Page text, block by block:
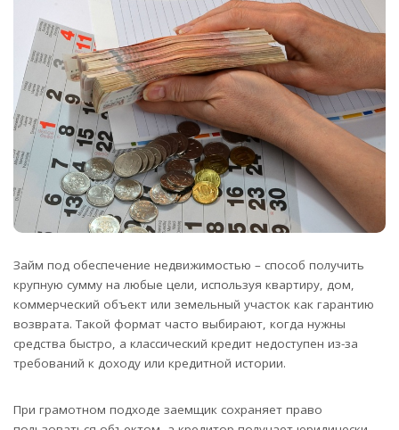
Займ под обеспечение недвижимостью – способ получить
крупную сумму на любые цели, используя квартиру, дом,
коммерческий объект или земельный участок как гарантию
возврата. Такой формат часто выбирают, когда нужны
средства быстро, а классический кредит недоступен из-за
требований к доходу или кредитной истории.
При грамотном подходе заемщик сохраняет право